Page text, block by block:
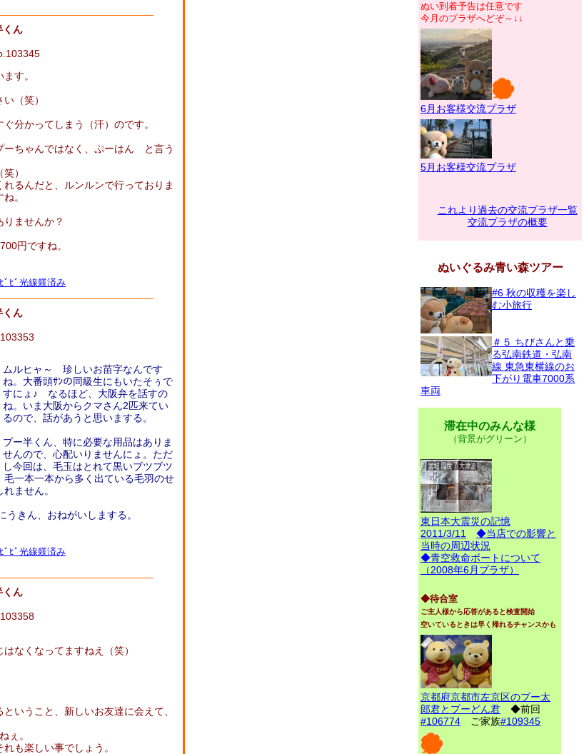
くん
す。
（笑）
分かってしまう（汗）のです。
ちゃんではなく、ぷーはん と言う
）
るんだと、ルンルンで行っておりま
。
ませんか？
円ですね。
ﾋﾞ光線躾済み
くん
ムルヒャ～ 珍しいお苗字なんです
ね。大番頭ｻﾝの同級生にもいたそぅで
すにょ♪ なるほど、大阪弁を話すの
ね。いま大阪からクマさん2匹来てい
るので、話があうと思いまする。
プー半くん、特に必要な用品はありま
せんので、心配いりませんにょ。ただ
し今回は、毛玉はとれて黒いブツブツ
一本一本から多く出ている毛羽のせ
ません。
きん、おねがいしまする。
ﾋﾞ光線躾済み
くん
なくなってますねえ（笑）
いうこと、新しいお友達に会えて、
ぇ。
も楽しい事でしょう。
ぬい到着予告は任意です
今月のプラザへどぞ～↓↓
6月お客様交流プラザ
5月お客様交流プラザ
これより過去の交流プラザ一覧
交流プラザの概要
ぬいぐるみ青い森ツアー
#6 秋の収穫を楽し
む小旅行
＃５ ちびさんと乗
る弘南鉄道・弘南
線 東急東横線のお
下がり電車7000系
車両
滞在中のみんな様
（背景がグリーン）
東日本大震災の記憶
2011/3/11
◆当店での影響と
当時の周辺状況
◆青空救命ボートについて
（2008年6月プラザ）
◆待合室
ご主人様から応答があると検査開始
空いているときは早く帰れるチャンスかも
京都府京都市左京区のプー太
郎君とプーどん君 ◆前回
#106774 ご家族#109345